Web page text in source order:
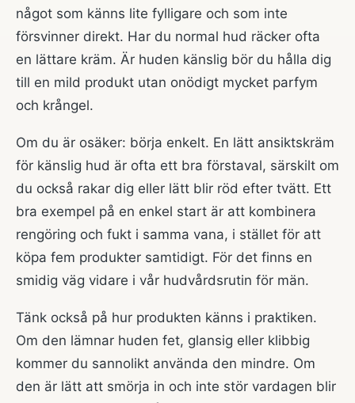
något som känns lite fylligare och som inte
försvinner direkt. Har du normal hud räcker ofta
en lättare kräm. Är huden känslig bör du hålla dig
till en mild produkt utan onödigt mycket parfym
och krångel.
Om du är osäker: börja enkelt. En lätt ansiktskräm
för känslig hud är ofta ett bra förstaval, särskilt om
du också rakar dig eller lätt blir röd efter tvätt. Ett
bra exempel på en enkel start är att kombinera
rengöring och fukt i samma vana, i stället för att
köpa fem produkter samtidigt. För det finns en
smidig väg vidare i vår hudvårdsrutin för män.
Tänk också på hur produkten känns i praktiken.
Om den lämnar huden fet, glansig eller klibbig
kommer du sannolikt använda den mindre. Om
den är lätt att smörja in och inte stör vardagen blir